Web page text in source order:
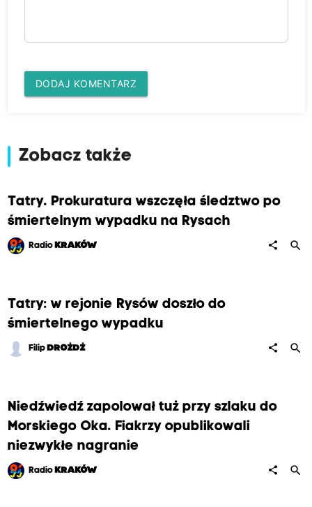
DODAJ KOMENTARZ
Zobacz także
Tatry. Prokuratura wszczęła śledztwo po
śmiertelnym wypadku na Rysach
Radio KRAKÓW share search
Tatry: w rejonie Rysów doszło do
śmiertelnego wypadku
Filip DROŻDŻ share search
Niedźwiedź zapolował tuż przy szlaku do
Morskiego Oka. Fiakrzy opublikowali
niezwykłe nagranie
Radio KRAKÓW share search